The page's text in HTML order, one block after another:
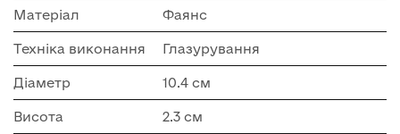
Матеріал Фаянс
Техніка виконання Глазурування
Діаметр 10.4 см
Висота 2.3 см